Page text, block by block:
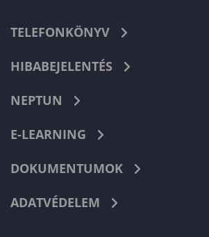
TELEFONKÖNYV
HIBABEJELENTÉS
NEPTUN
E-LEARNING
DOKUMENTUMOK
ADATVÉDELEM